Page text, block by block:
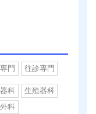
門 往診専門
科
生殖器科
科